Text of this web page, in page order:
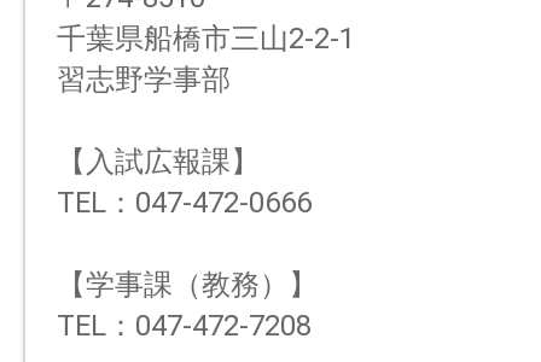
千葉県船橋市三山2-2-1
習志野学事部
【入試広報課】
TEL：047-472-0666
【学事課（教務）】
TEL：047-472-7208